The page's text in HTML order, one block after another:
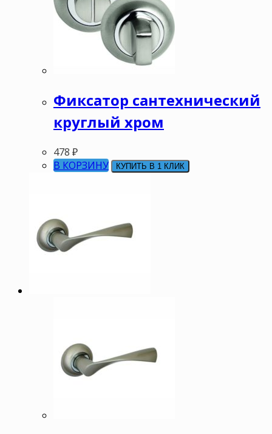
Фиксатор сантехнический
круглый хром
478 ₽
В КОРЗИНУ
КУПИТЬ В 1 КЛИК